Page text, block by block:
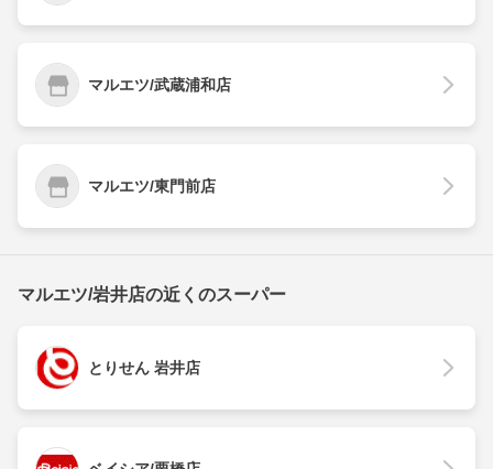
マルエツ/武蔵浦和店
マルエツ/東門前店
マルエツ/岩井店の近くのスーパー
とりせん 岩井店